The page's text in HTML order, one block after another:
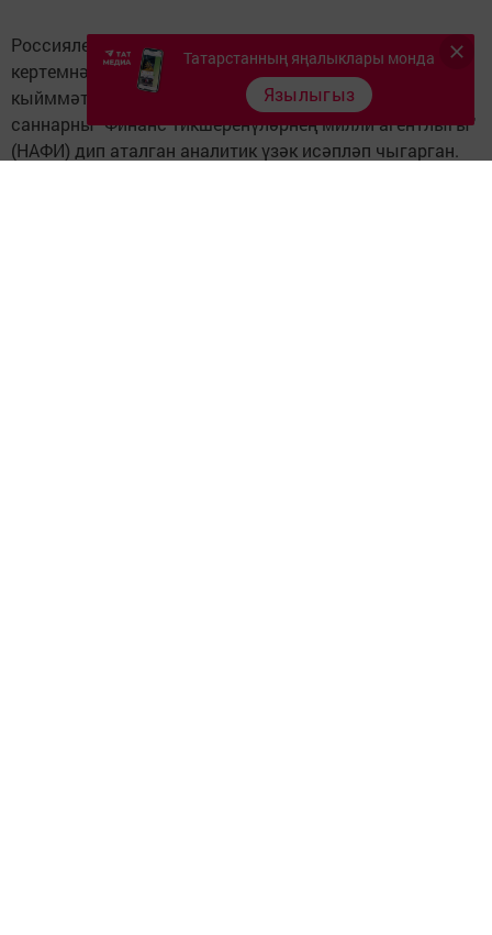
Россиялеләрнең өчтән береннән күбрәге (36 процент)
кертемнәрен банкта, акцияләр, облигация һәм башка
кыйммәтле кәгазьләр яки акча рәвешендә саклый. Бу
саннарны "Финанс тикшеренүләрнең милли агентлыгы"
(НАФИ) дип аталган аналитик үзәк исәпләп чыгарган.
Татарстанның яңалыклары монда
Язылыгыз